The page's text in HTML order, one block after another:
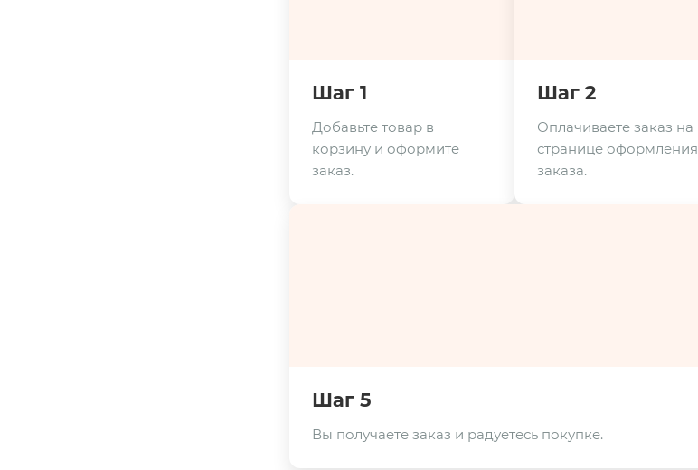
Шаг 1
Добавьте товар в
корзину и оформите
заказ.
Шаг 2
Оплачиваете заказ на
странице оформления
заказа.
Шаг 5
Вы получаете заказ и радуетесь покупке.